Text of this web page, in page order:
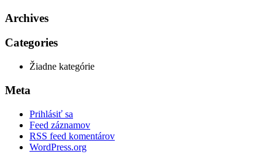
Archives
Categories
Žiadne kategórie
Meta
Prihlásiť sa
Feed záznamov
RSS feed komentárov
WordPress.org